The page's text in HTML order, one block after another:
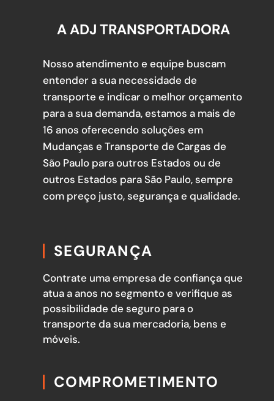
A ADJ TRANSPORTADORA
Nosso atendimento e equipe buscam
entender a sua necessidade de
transporte e indicar o melhor orçamento
para a sua demanda, estamos a mais de
16 anos oferecendo soluções em
Mudanças e Transporte de Cargas de
São Paulo para outros Estados ou de
outros Estados para São Paulo, sempre
com preço justo, segurança e qualidade.
SEGURANÇA
Contrate uma empresa de confiança que
atua a anos no segmento e verifique as
possibilidade de seguro para o
transporte da sua mercadoria, bens e
móveis.
COMPROMETIMENTO